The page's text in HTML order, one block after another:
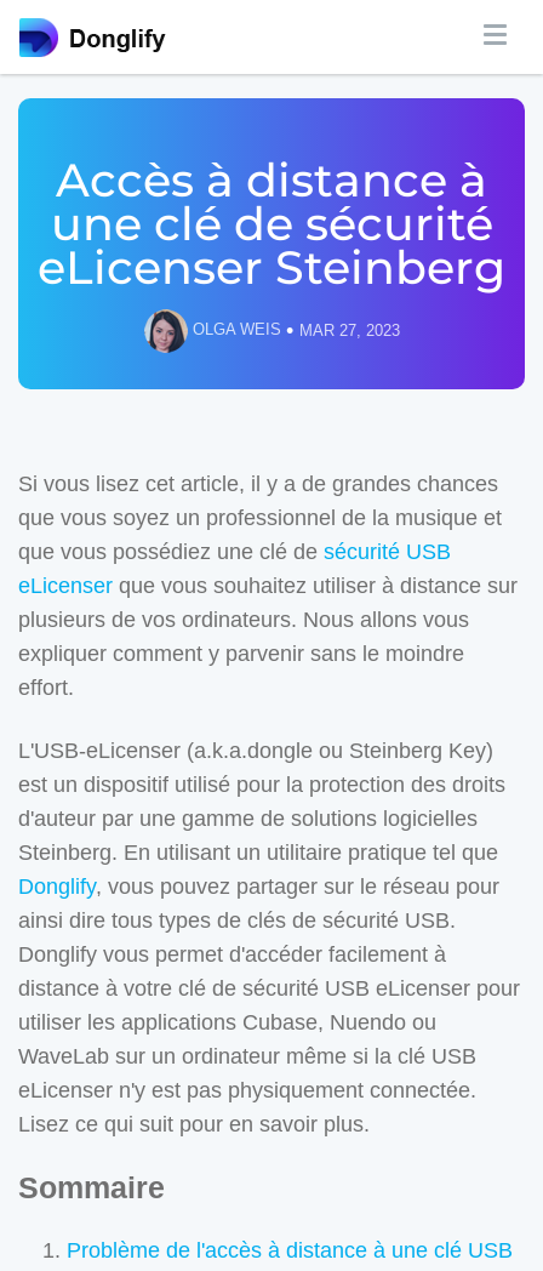
Accès à distance à
une clé de sécurité
eLicenser Steinberg
OLGA WEIS • MAR 27, 2023
Si vous lisez cet article, il y a de grandes chances
que vous soyez un professionnel de la musique et
que vous possédiez une clé de sécurité USB
eLicenser que vous souhaitez utiliser à distance sur
plusieurs de vos ordinateurs. Nous allons vous
expliquer comment y parvenir sans le moindre
effort.
L'USB-eLicenser (a.k.a.dongle ou Steinberg Key)
est un dispositif utilisé pour la protection des droits
d'auteur par une gamme de solutions logicielles
Steinberg. En utilisant un utilitaire pratique tel que
Donglify, vous pouvez partager sur le réseau pour
ainsi dire tous types de clés de sécurité USB.
Donglify vous permet d'accéder facilement à
distance à votre clé de sécurité USB eLicenser pour
utiliser les applications Cubase, Nuendo ou
WaveLab sur un ordinateur même si la clé USB
eLicenser n'y est pas physiquement connectée.
Lisez ce qui suit pour en savoir plus.
Sommaire
Problème de l'accès à distance à une clé USB